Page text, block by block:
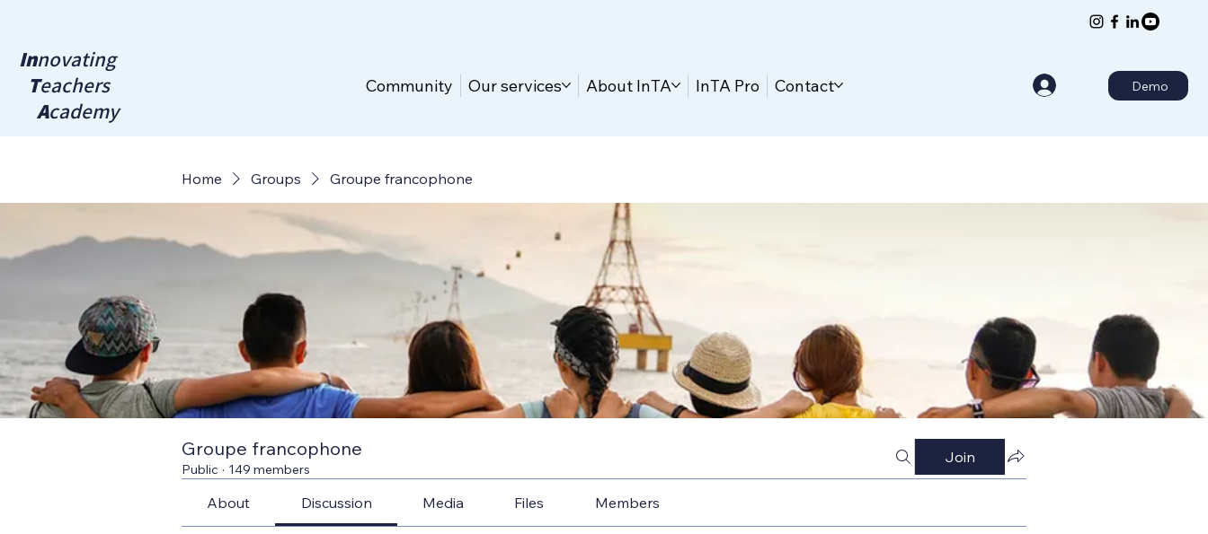
Innovating
Teachers
Academy
Community Our services About InTA InTA Pro Contact Demo
Home Groups Groupe francophone
Groupe francophone
Public · 149 members
Join
About Discussion Media Files Members